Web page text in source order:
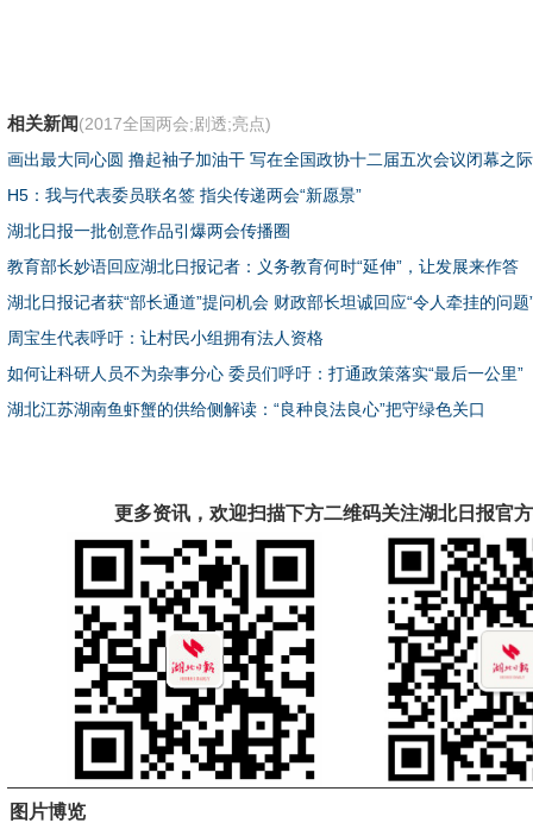
相关新闻(2017全国两会;剧透;亮点)
画出最大同心圆 撸起袖子加油干 写在全国政协十二届五次会议闭幕之际
H5：我与代表委员联名签 指尖传递两会“新愿景”
湖北日报一批创意作品引爆两会传播圈
教育部长妙语回应湖北日报记者：义务教育何时“延伸”，让发展来作答
湖北日报记者获“部长通道”提问机会 财政部长坦诚回应“令人牵挂的问题
周宝生代表呼吁：让村民小组拥有法人资格
如何让科研人员不为杂事分心 委员们呼吁：打通政策落实“最后一公里”
湖北江苏湖南鱼虾蟹的供给侧解读：“良种良法良心”把守绿色关口
更多资讯，欢迎扫描下方二维码关注湖北日报官
图片博览